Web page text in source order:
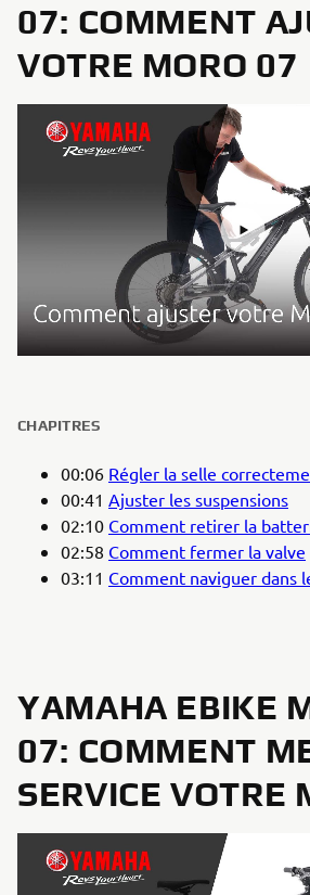
07: COMMENT
VOTRE MORO 07
CHAPITRES
00:06 Régler la selle
00:41 Ajuster les suspensions
02:10 Comment retirer la
02:58 Comment fermer la valve
03:11 Comment naviguer dans
YAMAHA EBIKE
07: COMMENT
SERVICE VOTRE